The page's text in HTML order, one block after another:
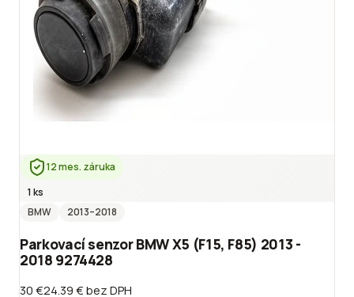
12 mes. záruka
1 ks
BMW
2013–2018
Parkovací senzor BMW X5 (F15, F85) 2013 -
2018 9274428
30 €24.39 €bez DPH